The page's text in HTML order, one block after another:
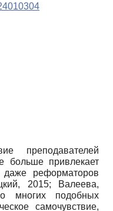
преподавателей
больше привлекает
даже реформаторов
2015;
Валеева,
многих подобных
самочувствие,